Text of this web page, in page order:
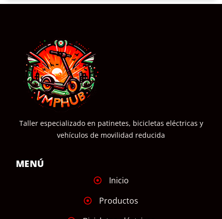
Taller especializado en patinetes, bicicletas eléctricas y
vehículos de movilidad reducida
MENÚ
Inicio
Productos